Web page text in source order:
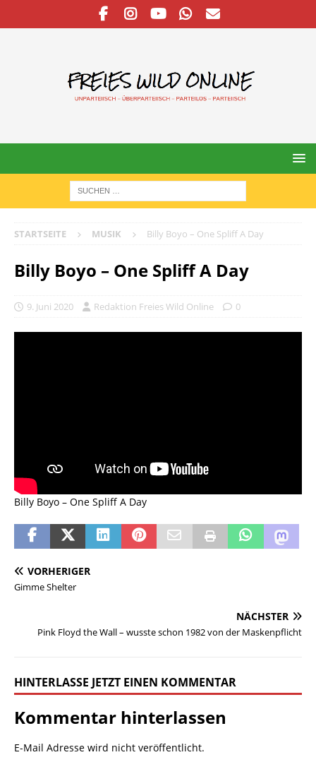
STARTSEITE MUSIK Billy Boyo – One Spliff A Day
Billy Boyo – One Spliff A Day
9. Juni 2020 Redaktion Freies Wild Online 0
Billy Boyo – One Spliff A Day
VORHERIGER
Gimme Shelter
NÄCHSTER
Pink Floyd the Wall – wusste schon 1982 von der Maskenpflicht
HINTERLASSE JETZT EINEN KOMMENTAR
Kommentar hinterlassen
E-Mail Adresse wird nicht veröffentlicht.